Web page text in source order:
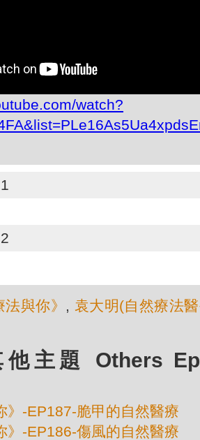
watch?
法與你》 , 袁大明(自然療法
主題 Others
》-EP187-脆甲的自然醫療
》-EP186-傷風的自然醫療